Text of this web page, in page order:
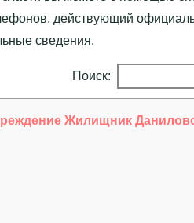
действующий
сведения.
Поиск:
Жилищник